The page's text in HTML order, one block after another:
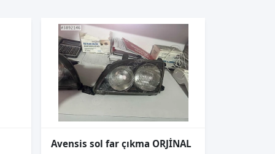
Avensis sol far çıkma ORJİNAL